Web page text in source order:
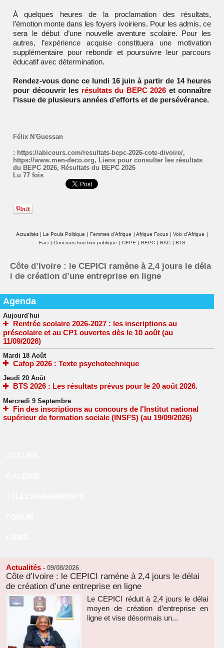
À quelques heures de la proclamation des résultats,
l’émotion monte dans les foyers ivoiriens. Pour les admis, ce
sera le début d’une nouvelle aventure scolaire. Pour les
autres, l’expérience acquise constituera une motivation
supplémentaire pour rebondir et poursuivre leur parcours
éducatif avec détermination.
Rendez-vous donc ce lundi 16 juin à partir de 14 heures
pour découvrir les résultats du BEPC 2026 et connaître
l’issue de plusieurs années d’efforts et de persévérance.
Félix N'Guessan
: https://abicours.com/resultats-bepc-2026-cote-divoire/,
https://www.men-deco.org, Liens pour consulter les résultats
du BEPC 2026, Résultats du BEPC 2026
Lu 77 fois
Actualités | Le Pouls Politique | Femmes d'Afrique | Afrique Focus | Voix d'Afrique |
Faci | Concours fonction publique | CEPE | BEPC | BAC | BTS
Côte d’Ivoire : le CEPICI ramène à 2,4 jours le déla
i de création d’une entreprise en ligne
Agenda
Aujourd'hui
Rentrée scolaire 2026-2027 : les inscriptions au
préscolaire et au CP1 ouvertes dès le 10 août (au
11/09/2026)
Mardi 18 Août
Cafop 2026 : Texte psychotechnique
Jeudi 20 Août
BTS 2026 : Les résultats prévus pour le 20 août 2026.
Mercredi 9 Septembre
Fin des inscriptions au concours de l'Institut national
supérieur de formation sociale (INSFS) (au 19/09/2026)
Actualités - 09/08/2026
Côte d’Ivoire : le CEPICI ramène à 2,4 jours le délai
de création d’une entreprise en ligne
Le CEPICI réduit à 2,4 jours le délai
moyen de création d’entreprise en
ligne et vise désormais un...